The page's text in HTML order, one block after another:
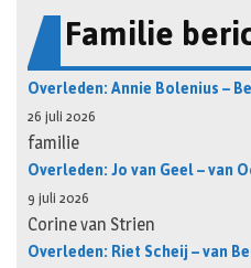
Familie
Overleden: Annie Bolenius –
26 juli 2026
familie
Overleden: Jo van Geel – van
9 juli 2026
Corine van Strien
Overleden: Riet Scheij – van